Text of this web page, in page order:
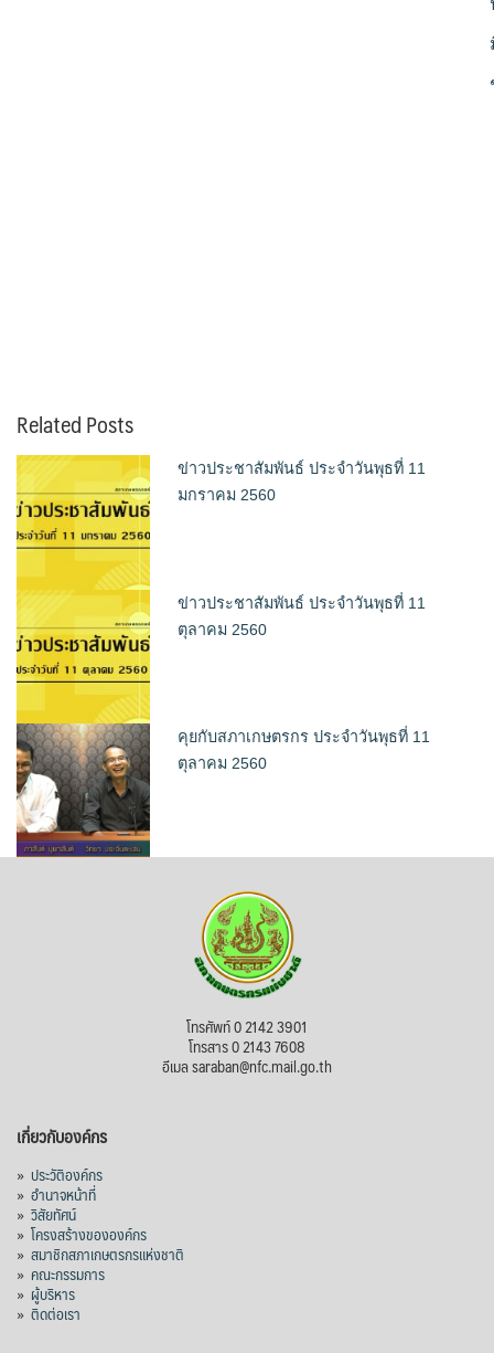
Related Posts
ข่าวประชาสัมพันธ์ ประจำวันพุธที่ 11
มกราคม 2560
ข่าวประชาสัมพันธ์ ประจำวันพุธที่ 11
ตุลาคม 2560
คุยกับสภาเกษตรกร ประจำวันพุธที่ 11
ตุลาคม 2560
โทรศัพท์ 0 2142 3901
โทรสาร 0 2143 7608
อีเมล saraban@nfc.mail.go.th
เกี่ยวกับองค์กร
» ประวัติองค์กร
» อำนาจหน้าที่
» วิสัยทัศน์
» โครงสร้างขององค์กร
» สมาชิกสภาเกษตรกรแห่งชาติ
» คณะกรรมการ
» ผู้บริหาร
» ติดต่อเรา